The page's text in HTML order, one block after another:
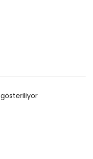
gösteriliyor